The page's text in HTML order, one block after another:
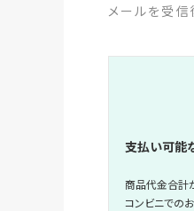
メールを受信
支払い可能
商品代金合計
コンビニでの